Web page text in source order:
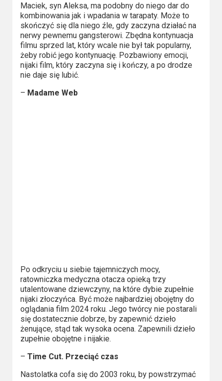
2020
2019
2018
2016
2017
Maciek, syn Aleksa, ma podobny do niego dar do
kombinowania jak i wpadania w tarapaty. Może to
skończyć się dla niego źle, gdy zaczyna działać na
nerwy pewnemu gangsterowi. Zbędna kontynuacja
filmu sprzed lat, który wcale nie był tak popularny,
żeby robić jego kontynuację. Pozbawiony emocji,
nijaki film, który zaczyna się i kończy, a po drodze
nie daje się lubić.
– Madame Web
Po odkryciu u siebie tajemniczych mocy,
ratowniczka medyczna otacza opieką trzy
utalentowane dziewczyny, na które dybie zupełnie
nijaki złoczyńca. Być może najbardziej obojętny do
oglądania film 2024 roku. Jego twórcy nie postarali
się dostatecznie dobrze, by zapewnić dzieło
żenujące, stąd tak wysoka ocena. Zapewnili dzieło
zupełnie obojętne i nijakie.
– Time Cut. Przeciąć czas
Nastolatka cofa się do 2003 roku, by powstrzymać